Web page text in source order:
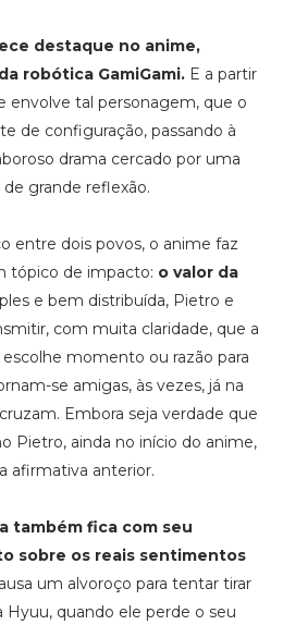
destaque no anime,
robótica GamiGami.E a partir
envolve tal personagem, que o
de configuração, passando à
drama cercado por uma
grande reflexão.
entre dois povos, o anime faz
tópico de impacto: o valor da
e bem distribuída, Pietro e
com muita claridade, que a
momento ou razão para
se amigas, às vezes, já na
Embora seja verdade que
Pietro, ainda no início do anime,
afirmativa anterior.
também fica com seu
sobre os reais sentimentos
um alvoroço para tentar tirar
Hyuu, quando ele perde o seu